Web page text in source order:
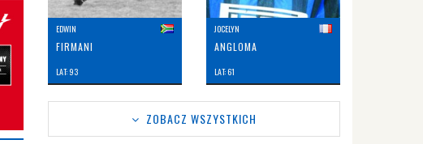
EDWIN
FIRMANI
LAT: 93
JOCELYN
ANGLOMA
LAT: 61
ZOBACZ WSZYSTKICH